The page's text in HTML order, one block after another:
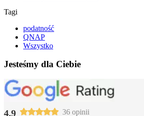
Tagi
podatność
QNAP
Wszystko
Jesteśmy dla Ciebie
4.9 36 opinii